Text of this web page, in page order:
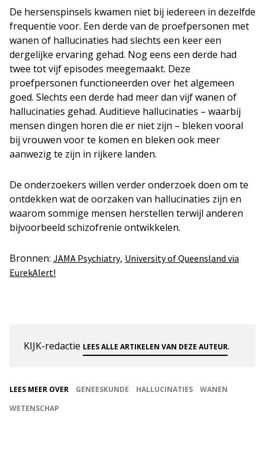
De hersenspinsels kwamen niet bij iedereen in dezelfde
frequentie voor. Een derde van de proefpersonen met
wanen of hallucinaties had slechts een keer een
dergelijke ervaring gehad. Nog eens een derde had
twee tot vijf episodes meegemaakt. Deze
proefpersonen functioneerden over het algemeen
goed. Slechts een derde had meer dan vijf wanen of
hallucinaties gehad. Auditieve hallucinaties – waarbij
mensen dingen horen die er niet zijn – bleken vooral
bij vrouwen voor te komen en bleken ook meer
aanwezig te zijn in rijkere landen.
De onderzoekers willen verder onderzoek doen om te
ontdekken wat de oorzaken van hallucinaties zijn en
waarom sommige mensen herstellen terwijl anderen
bijvoorbeeld schizofrenie ontwikkelen.
Bronnen: JAMA Psychiatry, University of Queensland via
EurekAlert!
KIJK-redactie LEES ALLE ARTIKELEN VAN DEZE AUTEUR.
LEES MEER OVER GENEESKUNDE HALLUCINATIES
WANEN
WETENSCHAP